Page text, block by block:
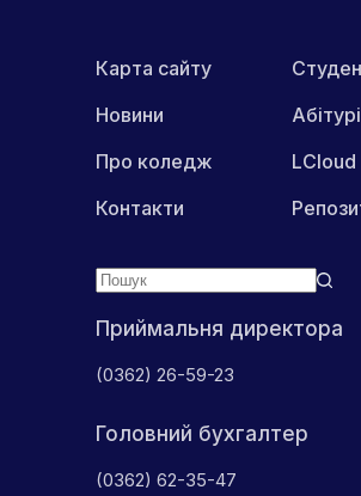
Приймальня директора
(0362) 26-59-23
Головний бухгалтер
(0362) 62-35-47
Карта сайту
Новини
Про коледж
Контакти
LCloud